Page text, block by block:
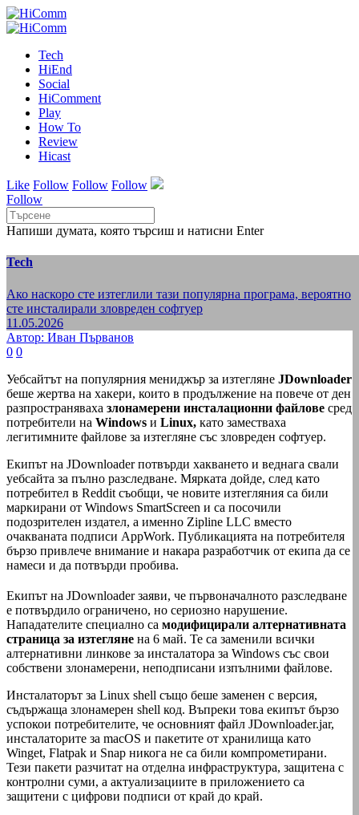
Tech
HiEnd
Social
HiComment
Play
How To
Review
Hicast
Like Follow Follow Follow
Follow
Напиши думата, която търсиш и натисни Enter
Tech
Ако наскоро сте изтеглили тази популярна програма, вероятно
сте инсталирали зловреден софтуер
11.05.2026
Автор: Иван Първанов
0 0
Уебсайтът на популярния мениджър за изтегляне JDownloader
беше жертва на хакери, които в продължение на повече от ден
разпространяваха злонамерени инсталационни файлове сред
потребители на Windows и Linux, като заместваха
легитимните файлове за изтегляне със зловреден софтуер.
Екипът на JDownloader потвърди хакването и веднага свали
уебсайта за пълно разследване. Мярката дойде, след като
потребител в Reddit съобщи, че новите изтегляния са били
маркирани от Windows SmartScreen и са посочили
подозрителен издател, а именно Zipline LLC вместо
очакваната подписи AppWork. Публикацията на потребителя
бързо привлече внимание и накара разработчик от екипа да се
намеси и да потвърди пробива.
Екипът на JDownloader заяви, че първоначалното разследване
е потвърдило ограничено, но сериозно нарушение.
Нападателите специално са модифицирали алтернативната
страница за изтегляне на 6 май. Те са заменили всички
алтернативни линкове за инсталатора за Windows със свои
собствени злонамерени, неподписани изпълними файлове.
Инсталаторът за Linux shell също беше заменен с версия,
съдържаща злонамерен shell код. Въпреки това екипът бързо
успокои потребителите, че основният файл JDownloader.jar,
инсталаторите за macOS и пакетите от хранилища като
Winget, Flatpak и Snap никога не са били компрометирани.
Тези пакети разчитат на отделна инфраструктура, защитена с
контролни суми, а актуализациите в приложението са
защитени с цифрови подписи от край до край.